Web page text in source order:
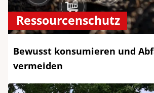
Ressourcenschutz
Bewusst konsumieren und
vermeiden